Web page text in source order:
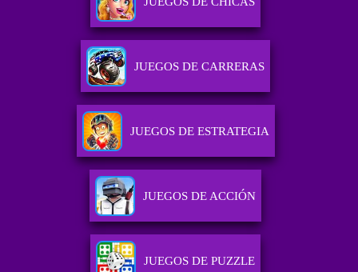
JUEGOS DE CARRERAS
JUEGOS DE ESTRATEGIA
JUEGOS DE ACCIÓN
JUEGOS DE PUZZLE